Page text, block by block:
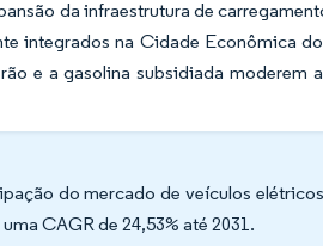
da infraestrutura de
integrados na Cidade Econômica
e a gasolina subsidiada moderem
do mercado de veículos
CAGR de 24,53% até 2031.